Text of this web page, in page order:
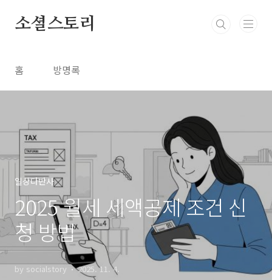
소셜스토리
홈 방명록
일상다반사
2025 월세 세액공제 조건 신
청 방법
by socialstory 2025. 11. 4.